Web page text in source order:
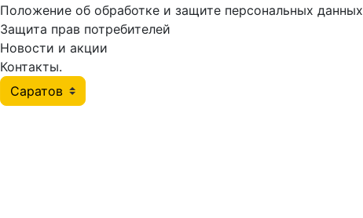
Положение об обработке и защите персональных данных
Защита прав потребителей
Новости и акции
Контакты.